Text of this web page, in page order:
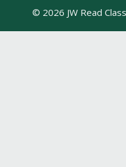
© 2026 JW Read Class